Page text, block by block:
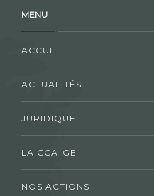
MENU
ACCUEIL
ACTUALITÉS
JURIDIQUE
LA CCA-GE
NOS ACTIONS